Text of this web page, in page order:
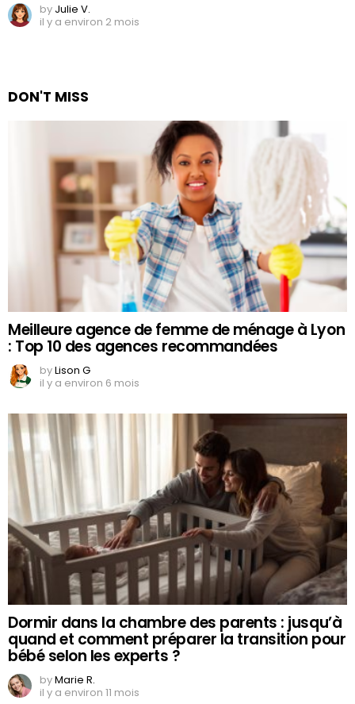
by Julie V.
il y a environ 2 mois
DON'T MISS
Meilleure agence de femme de ménage à Lyon
: Top 10 des agences recommandées
byLison G
il y a environ 6 mois
Dormir dans la chambre des parents : jusqu’à
quand et comment préparer la transition pour
bébé selon les experts ?
byMarie R.
il y a environ 11 mois